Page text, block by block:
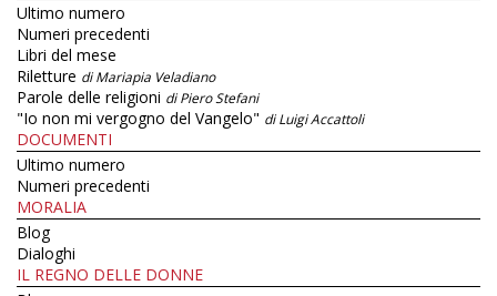
Ultimo numero
Numeri precedenti
Libri del mese
Riletture di Mariapia Veladiano
Parole delle religioni di Piero Stefani
"Io non mi vergogno del Vangelo" di Luigi Accattoli
DOCUMENTI
Ultimo numero
Numeri precedenti
MORALIA
Blog
Dialoghi
IL REGNO DELLE DONNE